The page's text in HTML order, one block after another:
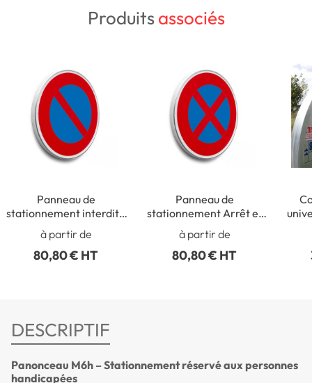
Produitsassociés
Panneau de
stationnement interdit -
à partir de
80,80 € HT
Panneau de
stationnement Arrêt et
Stationnement interdit -
B6d
à partir de
80,80 € HT
DESCRIPTIF
Panonceau M6h – Stationnement réservé aux personnes
handicapées